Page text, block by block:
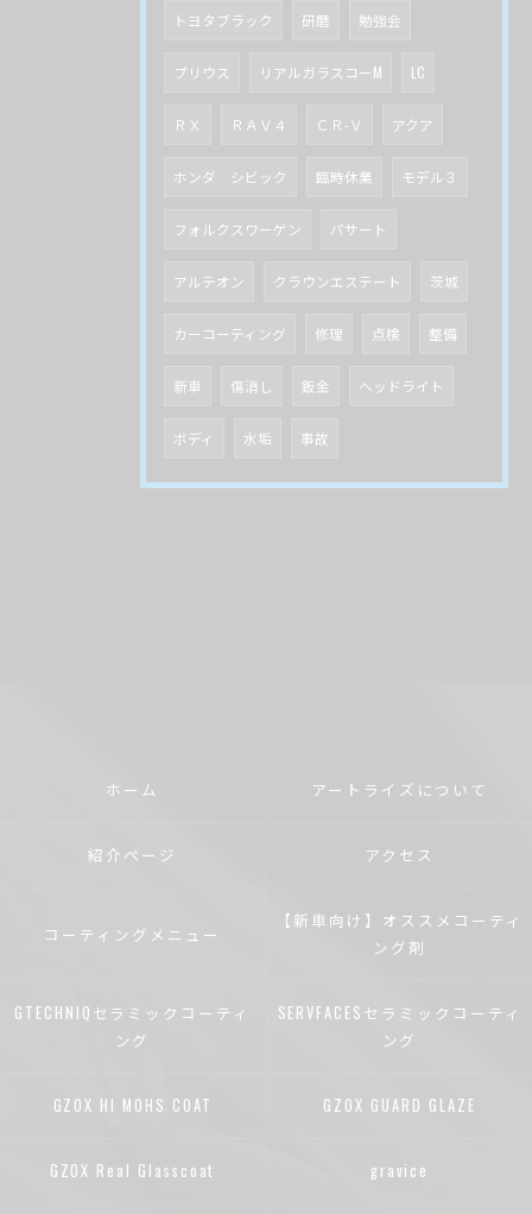
トヨタブラック 研磨 勉強会
プリウス リアルガラスコーM LC
ＲＸ ＲＡＶ４ ＣＲ-Ｖ アクア
ホンダ シビック 臨時休業 モデル３
フォルクスワーゲン パサート
アルテオン クラウンエステート 茨城
カーコーティング 修理 点検 整備
新車 傷消し 鈑金 ヘッドライト
ボディ 水垢 事故
ホーム アートライズについて
紹介ページ アクセス
コーティングメニュー
【新車向け】オススメコーティ
ング剤
GTECHNIQセラミックコーティ
ング
SERVFACESセラミックコーティ
ング
GZOX HI MOHS COAT GZOX GUARD GLAZE
GZOX Real Glasscoat gravice